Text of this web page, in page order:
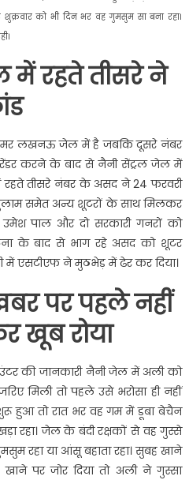
को भी दिन भर वह गुमसुम सा बना रहा।
में रहते तीसरे ने
लखनऊ जेल में है जबकि दूसरे नंबर
करने के बाद से नैनी सेंट्रल जेल में
तीसरे नंबर के असद ने 24 फरवरी
समेत अन्य शूटरों के साथ मिलकर
पाल और दो सरकारी गनरों को
के बाद से भाग रहे असद को शूटर
में एसटीएफ ने मुठभेड़ में ढेर कर दिया।
पर पहले नहीं
खूब रोया
की जानकारी नैनी जेल में अली को
मिली तो पहले उसे भरोसा ही नहीं
हुआ तो रात भर वह गम में डूबा बेचैन
रहा। जेल के बंदी रक्षकों से वह गुस्से
रहा या आंसू बहाता रहा। सुबह खाने
पर जोर दिया तो अली ने गुस्सा